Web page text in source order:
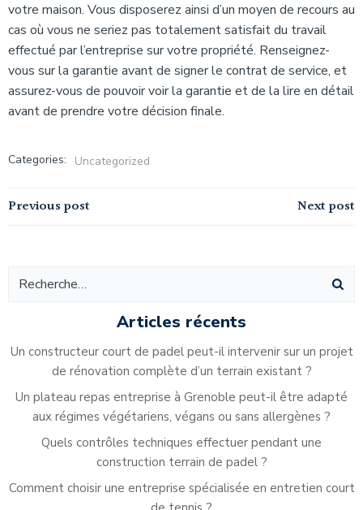
votre maison. Vous disposerez ainsi d’un moyen de recours au
cas où vous ne seriez pas totalement satisfait du travail
effectué par l’entreprise sur votre propriété. Renseignez-
vous sur la garantie avant de signer le contrat de service, et
assurez-vous de pouvoir voir la garantie et de la lire en détail
avant de prendre votre décision finale.
Categories: Uncategorized
Navigation
l’article
Previous post Navigation
Next post
Articles récents
Un constructeur court de padel peut-il intervenir sur un projet
de rénovation complète d’un terrain existant ?
Un plateau repas entreprise à Grenoble peut-il être adapté
aux régimes végétariens, végans ou sans allergènes ?
Quels contrôles techniques effectuer pendant une
construction terrain de padel ?
Comment choisir une entreprise spécialisée en entretien court